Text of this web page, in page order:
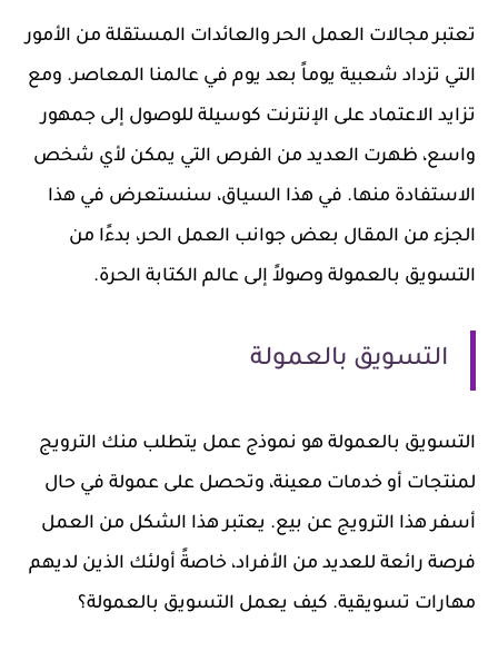
تعتبر مجالات العمل الحر والعائدات المستقلة من الأمور
التي تزداد شعبية يوماً بعد يوم في عالمنا المعاصر. ومع
تزايد الاعتماد على الإنترنت كوسيلة للوصول إلى جمهور
واسع، ظهرت العديد من الفرص التي يمكن لأي شخص
الاستفادة منها. في هذا السياق، سنستعرض في هذا
الجزء من المقال بعض جوانب العمل الحر، بدءًا من
التسويق بالعمولة وصولاً إلى عالم الكتابة الحرة.
التسويق بالعمولة
التسويق بالعمولة هو نموذج عمل يتطلب منك الترويج
لمنتجات أو خدمات معينة، وتحصل على عمولة في حال
أسفر هذا الترويج عن بيع. يعتبر هذا الشكل من العمل
فرصة رائعة للعديد من الأفراد، خاصةً أولئك الذين لديهم
مهارات تسويقية. كيف يعمل التسويق بالعمولة؟